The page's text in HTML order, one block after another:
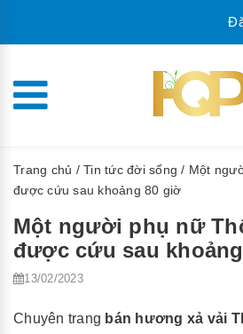
Trang chủ / Tin tức đời sống / Một
được cứu sau khoảng 80 giờ
Một người phụ nữ
được cứu sau
13/02/2023
Chuyên trang bán hương xả vải